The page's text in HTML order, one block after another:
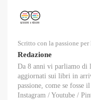
Scritto con la passione
Redazione
Da 8 anni vi parliamo di
aggiornati sui libri in
passione, come se
Instagram / Youtube /